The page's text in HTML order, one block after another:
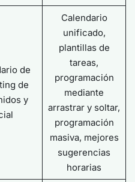
de
de
y
Calendario
unificado,
plantillas de
tareas,
programación
mediante
arrastrar y soltar,
programación
masiva, mejores
sugerencias
horarias